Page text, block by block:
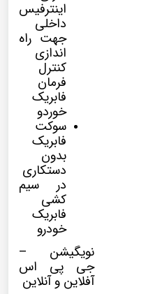
اینترفیس
داخلی
جهت راه
اندازی
کنترل
فرمان
فابریک
خوردو
سوکت
فابریک
بدون
دستکاری
در سیم
کشی
فابریک
خودرو
نویگیشن –
جی پی اس
آفلاین و آنلاین